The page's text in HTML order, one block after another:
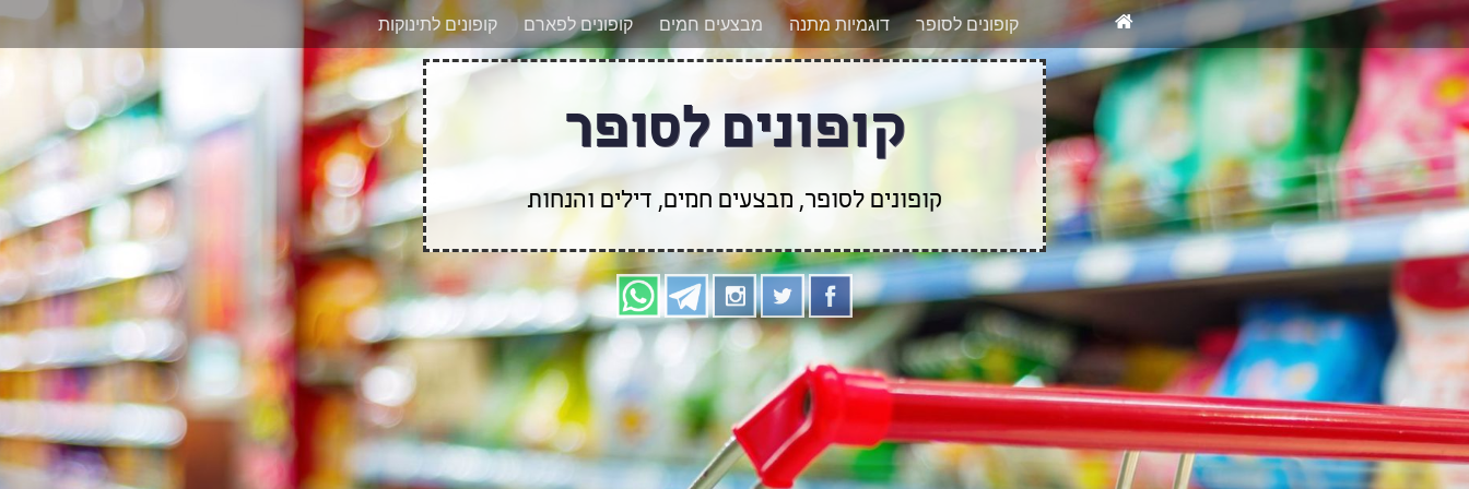
רוצים להישאר מעודכנים לגבי קופונים חדשים? הצטרפו אלינו גם בוואטסאפ קופונים לסופר דוגמיות מתנה מבצעים חמים קופונים לפארם קופונים לתינוקות
קופונים לסופר
קופונים לסופר, מבצעים חמים, דילים והנחות